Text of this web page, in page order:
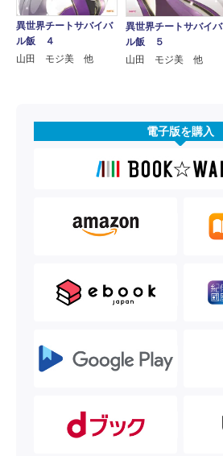
異世界チートサバイバ
ル飯 ４
山田 モジ美 他
異世界チートサバイバ
ル飯 ５
山田 モジ美 他
電子版を購入